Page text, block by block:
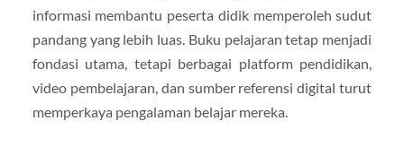
informasi membantu peserta didik memperoleh sudut
pandang yang lebih luas. Buku pelajaran tetap menjadi
fondasi utama, tetapi berbagai platform pendidikan,
video pembelajaran, dan sumber referensi digital turut
memperkaya pengalaman belajar mereka.